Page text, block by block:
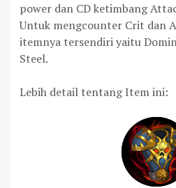
power dan CD ketimbang
Untuk mengcounter Crit dan
itemnya tersendiri yaitu
Steel.
Lebih detail tentang Item ini: